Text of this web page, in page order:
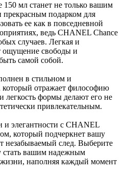
150 мл станет не только вашим
подарком для
ее как в повседневной
ведь CHANEL Chance
случаев. Легкая и
ощущение свободы и
самой собой.
в стильном и
отражает философию
легкость формы делают его не
привлекательным.
и элегантности с CHANEL
который подчеркнет вашу
незабываемый след. Выберите
стать вашим надежным
наполняя каждый момент